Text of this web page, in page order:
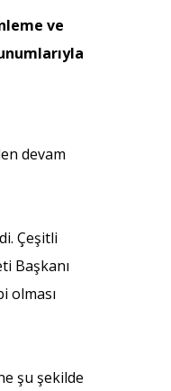
ve
devam
Çeşitli
Başkanı
olması
şu şekilde